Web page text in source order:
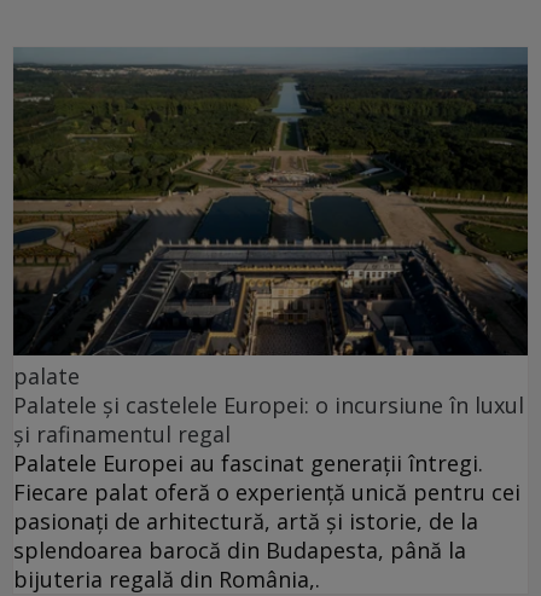
palate
Palatele și castelele Europei: o incursiune în luxul
și rafinamentul regal
Palatele Europei au fascinat generații întregi.
Fiecare palat oferă o experiență unică pentru cei
pasionați de arhitectură, artă și istorie, de la
splendoarea barocă din Budapesta, până la
bijuteria regală din România,.